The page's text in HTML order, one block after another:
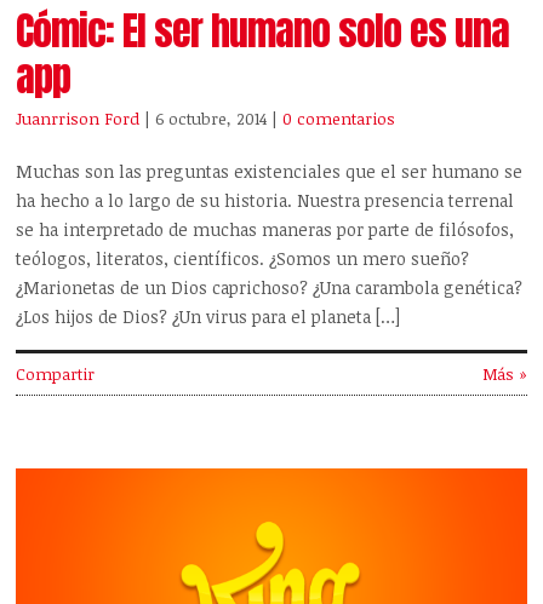
Cómic: El ser humano solo es una
app
Juanrrison Ford | 6 octubre, 2014 |0 comentarios
Muchas son las preguntas existenciales que el ser humano se
ha hecho a lo largo de su historia. Nuestra presencia terrenal
se ha interpretado de muchas maneras por parte de filósofos,
teólogos, literatos, científicos. ¿Somos un mero sueño?
¿Marionetas de un Dios caprichoso? ¿Una carambola genética?
¿Los hijos de Dios? ¿Un virus para el planeta […]
Compartir Más »